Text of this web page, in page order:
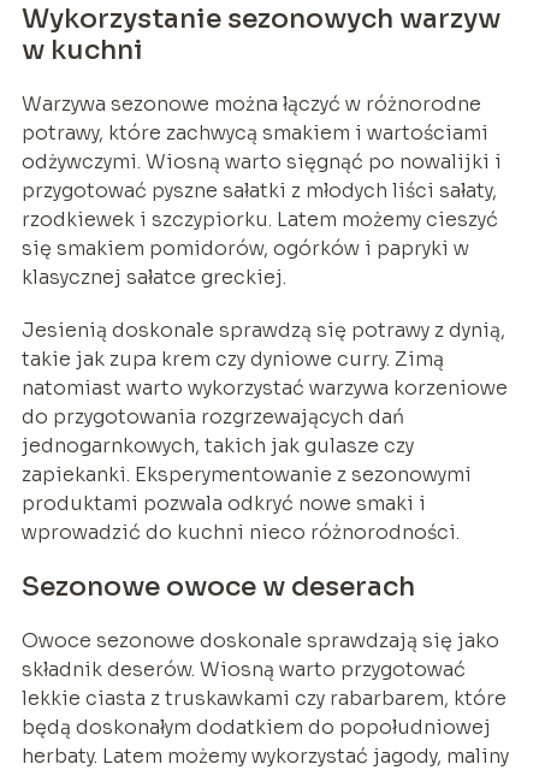
Wykorzystanie sezonowych warzyw
w kuchni
Warzywa sezonowe można łączyć w różnorodne
potrawy, które zachwycą smakiem i wartościami
odżywczymi. Wiosną warto sięgnąć po nowalijki i
przygotować pyszne sałatki z młodych liści sałaty,
rzodkiewek i szczypiorku. Latem możemy cieszyć
się smakiem pomidorów, ogórków i papryki w
klasycznej sałatce greckiej.
Jesienią doskonale sprawdzą się potrawy z dynią,
takie jak zupa krem czy dyniowe curry. Zimą
natomiast warto wykorzystać warzywa korzeniowe
do przygotowania rozgrzewających dań
jednogarnkowych, takich jak gulasze czy
zapiekanki. Eksperymentowanie z sezonowymi
produktami pozwala odkryć nowe smaki i
wprowadzić do kuchni nieco różnorodności.
Sezonowe owoce w deserach
Owoce sezonowe doskonale sprawdzają się jako
składnik deserów. Wiosną warto przygotować
lekkie ciasta z truskawkami czy rabarbarem, które
będą doskonałym dodatkiem do popołudniowej
herbaty. Latem możemy wykorzystać jagody, maliny